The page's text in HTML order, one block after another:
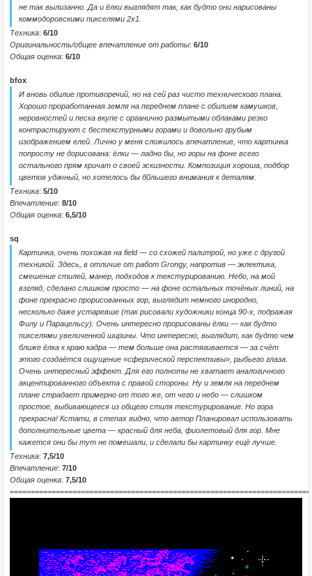
не так вылизанно. Да и ёлки выглядят так, как будто они нарисованы
коммодоровскими пикселями 2х1.
Техника: 6/10
Оригинальность/общее впечатление от работы: 6/10
Общая оценка: 6/10
bfox
И вновь обилие противоречий, но на сей раз чисто технического плана.
Хорошо проработанная земля на переднем плане с обилием камушков,
неровностей и песка вкупе с органично размытыми облаками резко
контрастируют с бестекстурными горами и довольно грубым
изображением елей. Лично у меня сложилось впечатление, что картинка
попросту не дорисована: ёлки — ладно бы, но горы на фоне всего
остального прям кричат о своей эскизности. Композиция хороша, подбор
цветов удачный, но хотелось бы б0льшего внимания к деталям.
Техника: 5/10
Впечатление: 8/10
Общая оценка: 6,5/10
sq
Картинка, очень похожая на field — со схожей палитрой, но уже с другой
техникой. Здесь, в отличие от работ Grongy, напротив — эклектика,
смешение стилей, манер, подходов к текстурированию. Небо, на мой
взгляд, сделано слишком просто — на фоне остальных точёных линий, на
фоне прекрасно прорисованных гор, выглядит немного инородно,
несколько даже устаревше (так рисовали художники конца 90-х, подражая
Филу и Парацельсу). Очень интересно прорисованы ёлки — как будто
пикселями увеличенной ширины. Что интересно, выглядит, как будто чем
ближе ёлка к краю кадра — тем больше она растягивается — за счёт
этого создаётся ощущение «сферической перспективы», рыбьего глаза.
Очень интересный эффект. Для его полноты не хватает аналогичного
акцентированного объекта с правой стороны. Ну и земля на переднем
плане страдает примерно от того же, от чего и небо — слишком
простое, выбивающееся из общего стиля текстурирование. Но гора
прекрасна! Кстати, в степах видно, что автор Планировал использовать
дополнительные цвета — красный для неба, фиолетовый для гор. Мне
кажется они бы тут не помешали, и сделали бы картинку ещё лучше.
Техника: 7,5/10
Впечатление: 7/10
Общая оценка: 7,5/10